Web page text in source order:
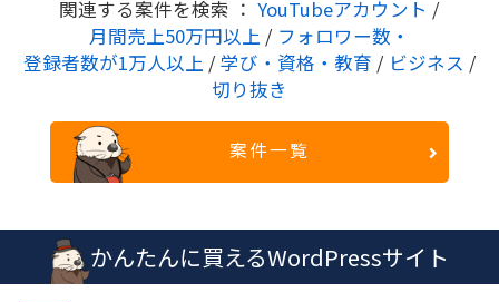
関連する案件を検索 ： YouTubeアカウント /
月間売上50万円以上 / フォロワー数・
登録者数が1万人以上 / 学び・資格・教育 / ビジネス /
切り抜き
案件一覧
かんたんに買えるWordPressサイト